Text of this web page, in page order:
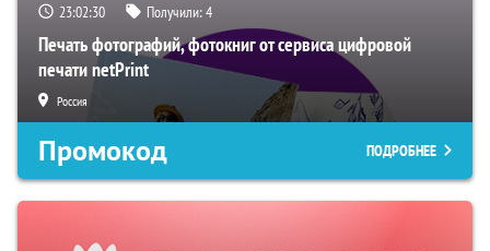
23:02:29 Получили:4
Печать фотографий, фотокниг от сервиса цифровой
печати netPrint
Россия
Промокод ПОДРОБНЕЕ